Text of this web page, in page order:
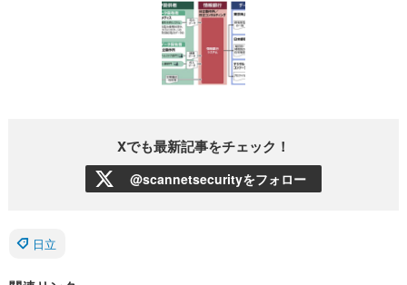
Xでも最新記事をチェック！
@scannetsecurityをフォロー
日立